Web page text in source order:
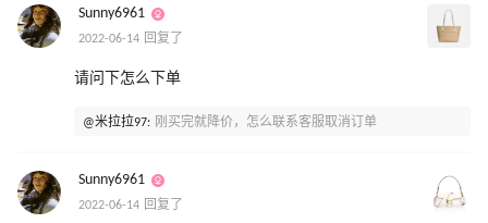
Sunny6961
2022-06-14 回复了
请问下怎么下单
@米拉拉97: 刚买完就降价，怎么联系客服取消订单
Sunny6961
2022-06-14 回复了